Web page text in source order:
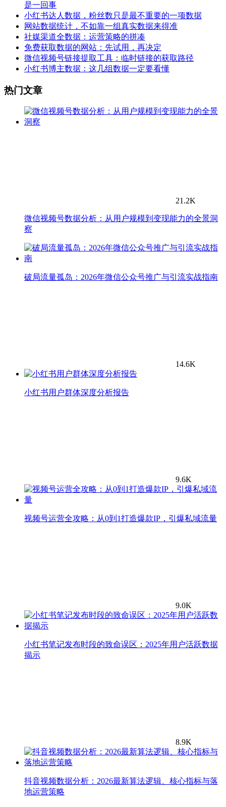
是一回事
小红书达人数据，粉丝数只是最不重要的一项数据
网站数据统计，不如靠一组真实数据来得准
社媒渠道全数据：运营策略的拼凑
免费获取数据的网站：先试用，再决定
微信视频号链接提取工具：临时链接的获取路径
小红书博主数据：这几组数据一定要看懂
热门文章
21.2K
微信视频号数据分析：从用户规模到变现能力的全景洞
察
破局流量孤岛：2026年微信公众号推广与引流实战指南
14.6K
小红书用户群体深度分析报告
9.6K
视频号运营全攻略：从0到1打造爆款IP，引爆私域流量
9.0K
小红书笔记发布时段的致命误区：2025年用户活跃数据
揭示
8.9K
抖音视频数据分析：2026最新算法逻辑、核心指标与落
地运营策略